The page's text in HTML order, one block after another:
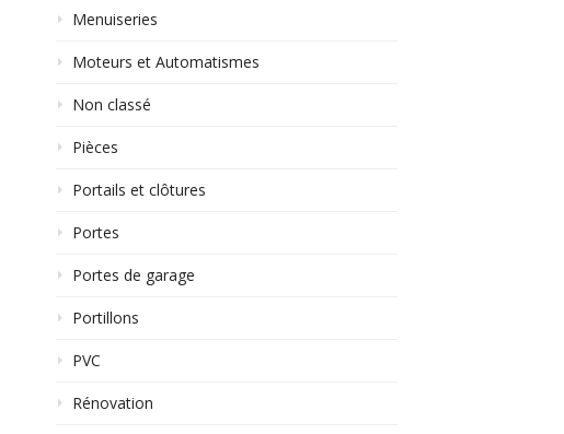
Menuiseries
Moteurs et Automatismes
Non classé
Pièces
Portails et clôtures
Portes
Portes de garage
Portillons
PVC
Rénovation